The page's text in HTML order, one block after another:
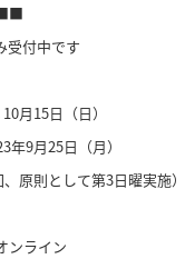
受付中です
月15日（日）
9月25日（月）
、原則として第3日曜実施）
ンライン